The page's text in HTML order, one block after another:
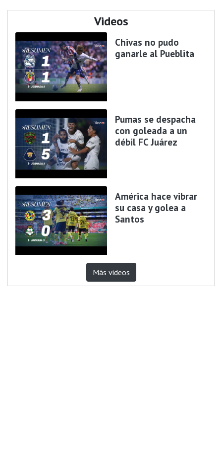
Videos
Chivas no pudo
ganarle al Pueblita
Pumas se despacha
con goleada a un
débil FC Juárez
América hace vibrar
su casa y golea a
Santos
Más videos